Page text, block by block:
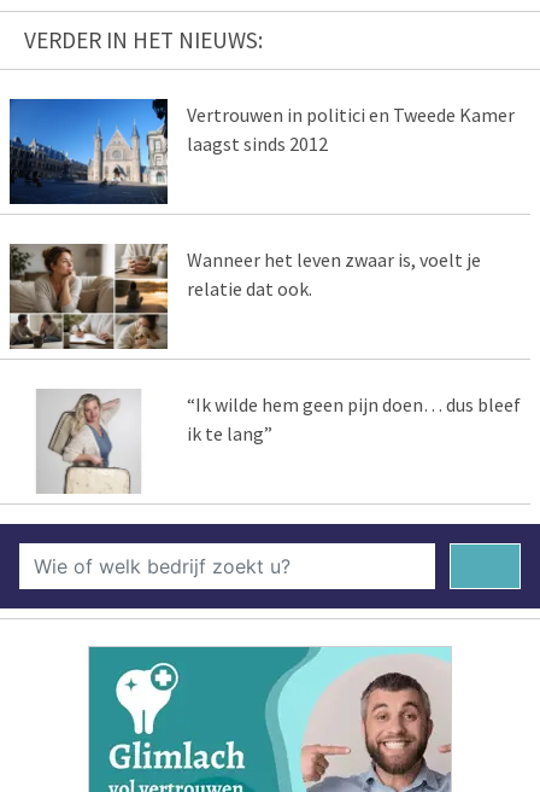
VERDER IN HET NIEUWS:
Vertrouwen in politici en Tweede Kamer
laagst sinds 2012
Wanneer het leven zwaar is, voelt je
relatie dat ook.
“Ik wilde hem geen pijn doen… dus bleef
ik te lang”